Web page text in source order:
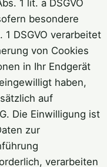
1 lit. a DSGVO
besondere
DSGVO verarbeitet
von Cookies
in Ihr Endgerät
haben,
auf
Die Einwilligung ist
zur
verarbeiten